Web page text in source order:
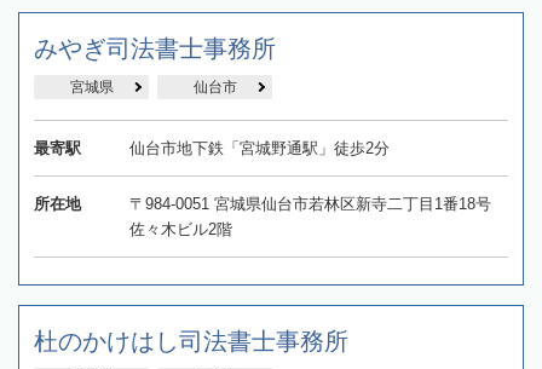
みやぎ司法書士事務所
宮城県 仙台市
最寄駅 仙台市地下鉄「宮城野通駅」徒歩2分
所在地
〒984-0051 宮城県仙台市若林区新寺二丁目1番18号
佐々木ビル2階
杜のかけはし司法書士事務所